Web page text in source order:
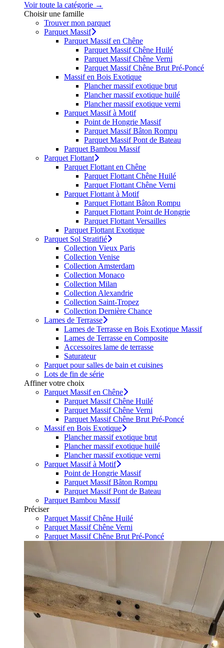
Voir toute la catégorie →
Choisir une famille
Trouver mon parquet
Parquet Massif
Parquet Massif en Chêne
Parquet Massif Chêne Huilé
Parquet Massif Chêne Verni
Parquet Massif Chêne Brut Pré-Poncé
Massif en Bois Exotique
Plancher massif exotique brut
Plancher massif exotique huilé
Plancher massif exotique verni
Parquet Massif à Motif
Point de Hongrie Massif
Parquet Massif Bâton Rompu
Parquet Massif Pont de Bateau
Parquet Bambou Massif
Parquet Flottant
Parquet Flottant en Chêne
Parquet Flottant Chêne Huilé
Parquet Flottant Chêne Verni
Parquet Flottant à Motif
Parquet Flottant Bâton Rompu
Parquet Flottant Point de Hongrie
Parquet Flottant Versailles
Parquet Flottant Exotique
Parquet Sol Stratifié
Collection Vieux Paris
Collection Venise
Collection Amsterdam
Collection Monaco
Collection Milan
Collection Alexandrie
Collection Saint-Tropez
Collection Dernière Chance
Lames de Terrasse
Lames de Terrasse en Bois Exotique Massif
Lames de Terrasse en Composite
Accessoires lame de terrasse
Saturateur
Parquet pour salles de bain et cuisines
Lots de fin de série
Affiner votre choix
Parquet Massif en Chêne
Parquet Massif Chêne Huilé
Parquet Massif Chêne Verni
Parquet Massif Chêne Brut Pré-Poncé
Massif en Bois Exotique
Plancher massif exotique brut
Plancher massif exotique huilé
Plancher massif exotique verni
Parquet Massif à Motif
Point de Hongrie Massif
Parquet Massif Bâton Rompu
Parquet Massif Pont de Bateau
Parquet Bambou Massif
Préciser
Parquet Massif Chêne Huilé
Parquet Massif Chêne Verni
Parquet Massif Chêne Brut Pré-Poncé